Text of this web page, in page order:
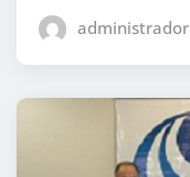
administrador